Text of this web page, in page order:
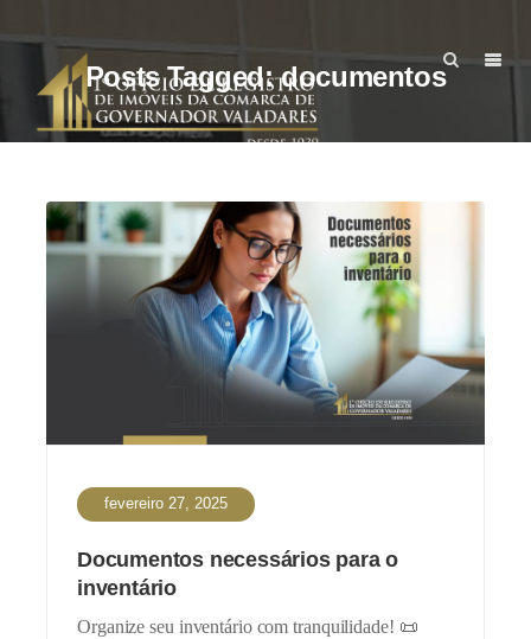
Posts Tagged: documentos
fevereiro 27, 2025
Documentos necessários para o
inventário
Organize seu inventário com tranquilidade! 📜